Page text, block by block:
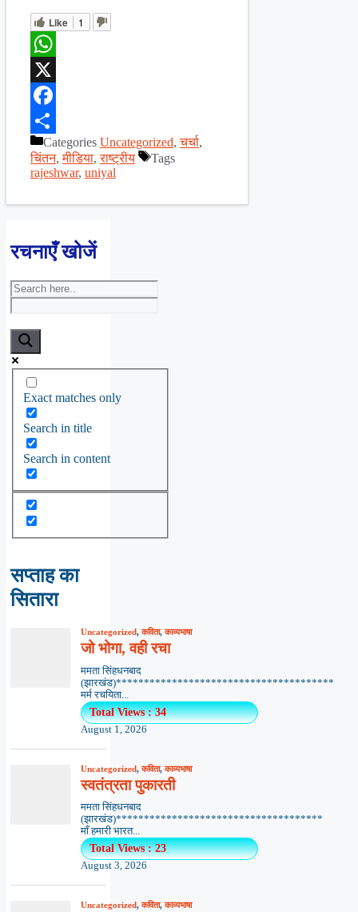
Like 1
WhatsApp
X
Facebook
ShareCategories Uncategorized,चर्चा,
चिंतन,मीडिया,राष्ट्रीय
Tags
rajeshwar, uniyal
रचनाएँ खोजें
Exact matches only
Search in title
Search in content
सप्ताह का
सितारा
Uncategorized,कविता,काव्यभाषा
जो भोगा, वही रचा
ममता सिंहधनबाद
(झारखंड)***************************************
मर्म रचयिता...
Total Views : 34
August 1, 2026
Uncategorized,कविता,काव्यभाषा
स्वतंत्रता पुकारती
ममता सिंहधनबाद
(झारखंड)*************************************
माँ हमारी भारत...
Total Views : 23
August 3, 2026
Uncategorized,कविता,काव्यभाषा